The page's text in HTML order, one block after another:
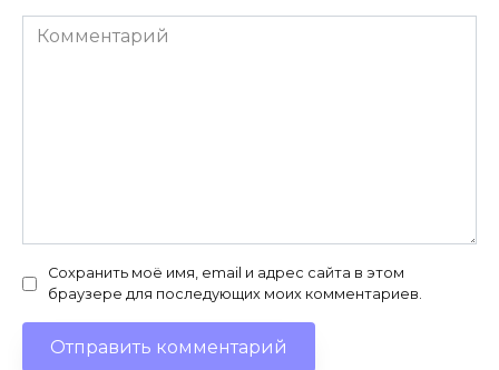
Комментарий
Сохранить моё имя, email и адрес сайта в этом
браузере для последующих моих комментариев.